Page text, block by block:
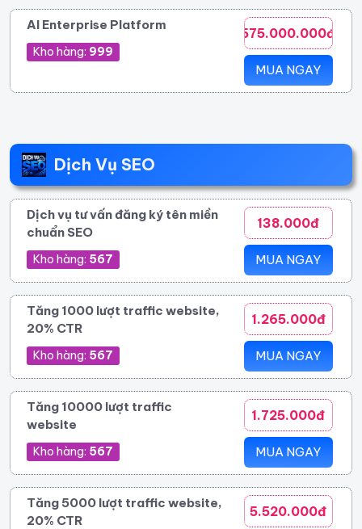
AI Enterprise Platform
Kho hàng: 999
575.000.000đ
MUA NGAY
Dịch Vụ SEO
Dịch vụ tư vấn đăng ký tên miền
chuẩn SEO
Kho hàng: 567
138.000đ
MUA NGAY
Tăng 1000 lượt traffic website,
20% CTR
Kho hàng: 567
1.265.000đ
MUA NGAY
Tăng 10000 lượt traffic
website
Kho hàng: 567
1.725.000đ
MUA NGAY
Tăng 5000 lượt traffic website,
20% CTR
5.520.000đ